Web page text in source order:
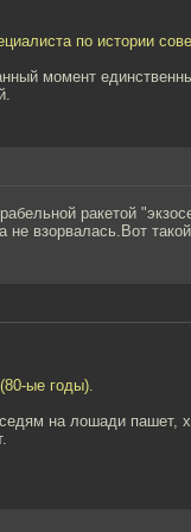
по истории
момент
ракетой
взорвалась.Вот
ые годы).
на лошади пашет,